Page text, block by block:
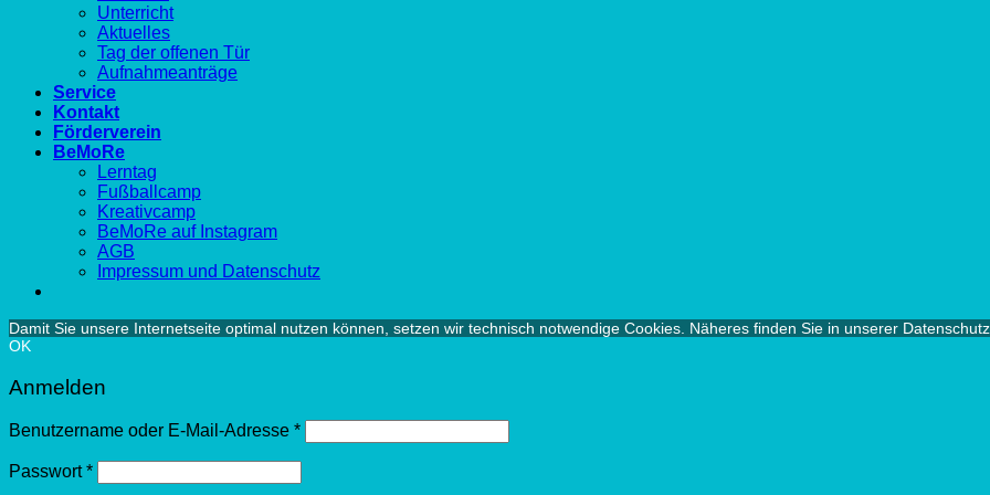
Unterricht
Aktuelles
Tag der offenen Tür
Aufnahmeanträge
Service
Kontakt
Förderverein
BeMoRe
Lerntag
Fußballcamp
Kreativcamp
BeMoRe auf Instagram
AGB
Impressum und Datenschutz
Damit Sie unsere Internetseite optimal nutzen können, setzen wir technisch notwendige Cookies. Näheres finden Sie in unserer
OK
Anmelden
Benutzername oder E-Mail-Adresse *
Passwort*